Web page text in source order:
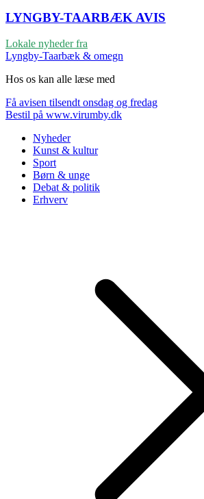
LYNGBY-TAARBÆK AVIS
Lokale nyheder fra
Lyngby-Taarbæk & omegn
Hos os kan alle læse med
Få avisen tilsendt onsdag og fredag
Bestil på www.virumby.dk
Nyheder
Kunst & kultur
Sport
Børn & unge
Debat & politik
Erhverv